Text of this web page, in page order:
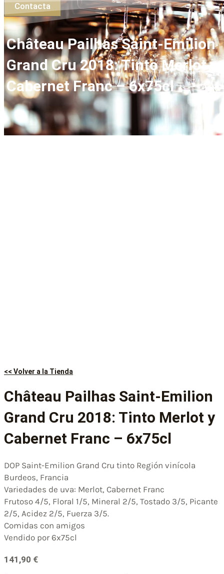
Contacta
Château Pailhas Saint-Emilion
Grand Cru 2018: Tinto Merlot y
Cabernet Franc – 6x75cl
<< Volver a la Tienda
Château Pailhas Saint-Emilion
Grand Cru 2018: Tinto Merlot y
Cabernet Franc – 6x75cl
DOP Saint-Emilion Grand Cru tinto Región vinícola
Burdeos, Francia
Variedades de uva: Merlot, Cabernet Franc
Frutoso 4/5, Floral 1/5, Mineral 2/5, Tostado 3/5, Picante
2/5, Acidez 2/5, Fuerza 3/5.
Comidas con amigos
Vendido por 6x75cl
141,90 €